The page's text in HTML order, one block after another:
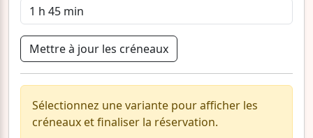
Mettre à jour les créneaux
Sélectionnez une variante pour afficher les
créneaux et finaliser la réservation.